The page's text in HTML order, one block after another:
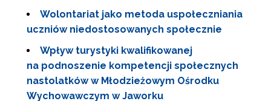
Wolontariat jako metoda uspołeczniania
uczniów niedostosowanych społecznie
Wpływ turystyki kwalifikowanej
na podnoszenie kompetencji społecznych
nastolatków w Młodzieżowym Ośrodku
Wychowawczym w Jaworku
Newsletter ORE